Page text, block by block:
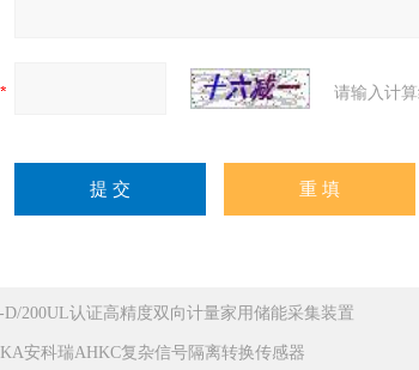
请输入计
D/200UL认证高精度双向计量家用储能采集装置
安科瑞AHKC复杂信号隔离转换传感器